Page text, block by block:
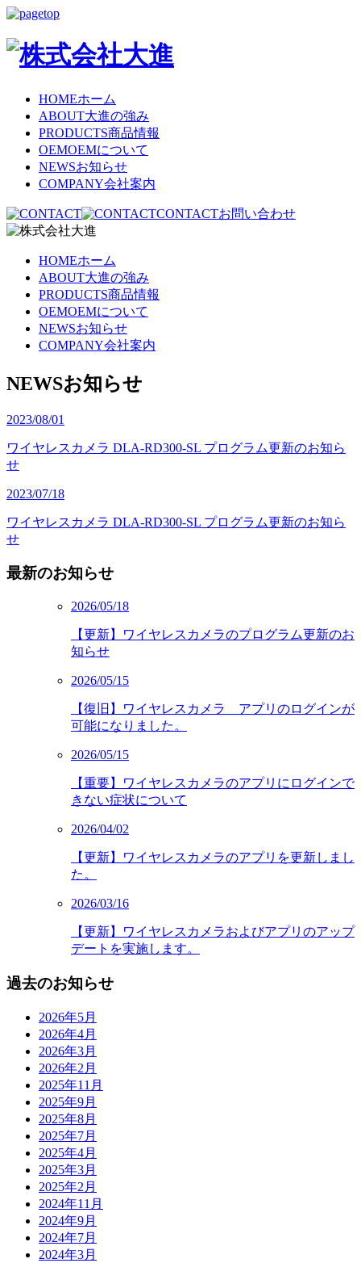
HOMEホーム
ABOUT大進の強み
PRODUCTS商品情報
OEMOEMについて
NEWSお知らせ
COMPANY会社案内
CONTACTお問い合わせ
HOMEホーム
ABOUT大進の強み
PRODUCTS商品情報
OEMOEMについて
NEWSお知らせ
COMPANY会社案内
NEWSお知らせ
2023/08/01
ワイヤレスカメラ DLA-RD300-SL プログラム更新のお知ら
せ
2023/07/18
ワイヤレスカメラ DLA-RD300-SL プログラム更新のお知ら
せ
最新のお知らせ
2026/05/18
【更新】ワイヤレスカメラのプログラム更新のお
知らせ
2026/05/15
【復旧】ワイヤレスカメラ アプリのログインが
可能になりました。
2026/05/15
【重要】ワイヤレスカメラのアプリにログインで
きない症状について
2026/04/02
【更新】ワイヤレスカメラのアプリを更新しまし
た。
2026/03/16
【更新】ワイヤレスカメラおよびアプリのアップ
デートを実施します。
過去のお知らせ
2026年5月
2026年4月
2026年3月
2026年2月
2025年11月
2025年9月
2025年8月
2025年7月
2025年4月
2025年3月
2025年2月
2024年11月
2024年9月
2024年7月
2024年3月